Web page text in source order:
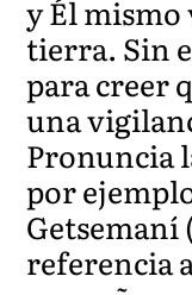
y Él mismo
tierra. Sin
para creer
una
Pronuncia
por
Getsemaní
referencia